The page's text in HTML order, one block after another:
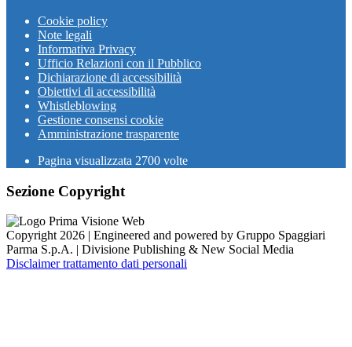
Cookie policy
Note legali
Informativa Privacy
Ufficio Relazioni con il Pubblico
Dichiarazione di accessibilità
Obiettivi di accessibilità
Whistleblowing
Gestione consensi cookie
Amministrazione trasparente
Pagina visualizzata 2700 volte
Sezione Copyright
Copyright 2026 | Engineered and powered by Gruppo Spaggiari
Parma S.p.A. | Divisione Publishing & New Social Media
Disclaimer trattamento dati personali